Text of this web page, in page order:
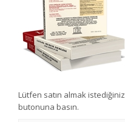
Lütfen satın almak
butonuna basın.